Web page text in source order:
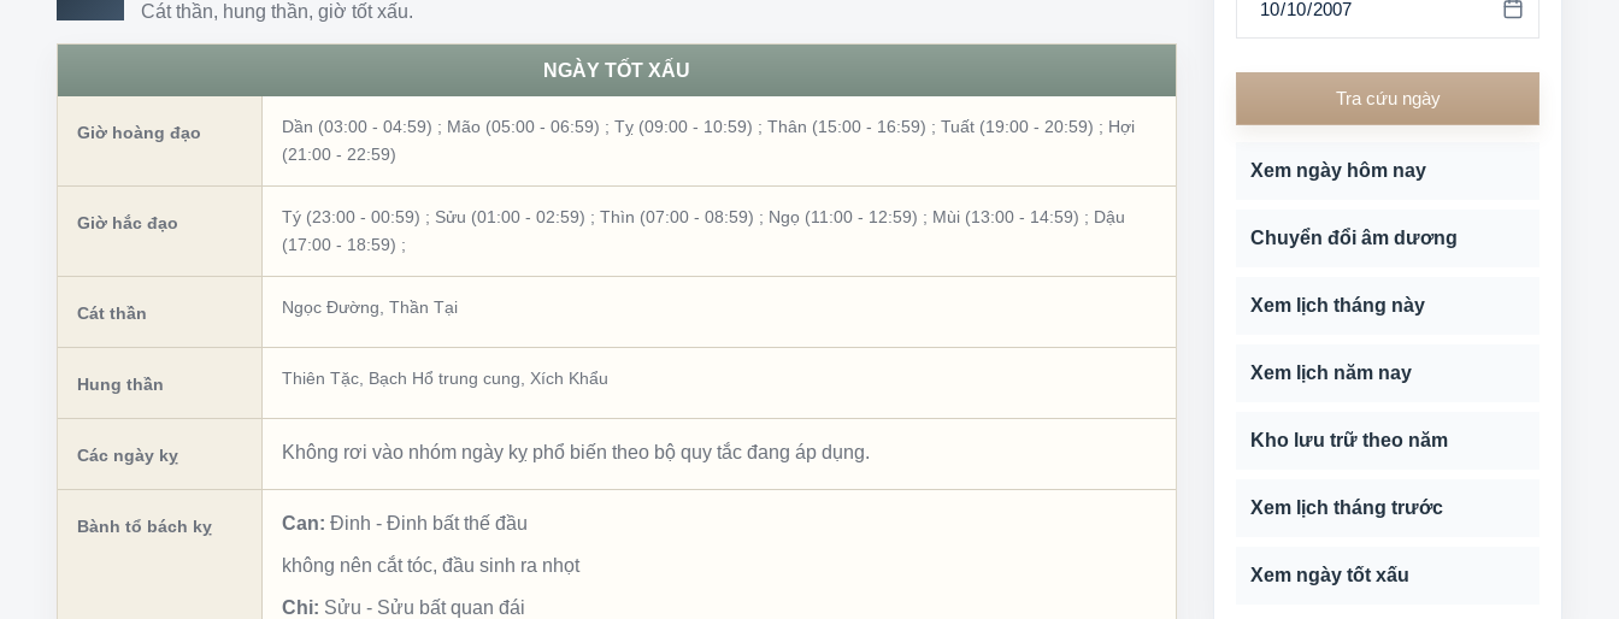
Cát thần, hung thần, giờ tốt xấu.
NGÀY TỐT XẤU
Giờ hoàng đạo Dần (03:00 - 04:59) ; Mão (05:00 - 06:59) ; Tỵ (09:00 - 10:59) ; Thân (15:00 - 16:59) ; Tuất (19:00 - 20:59) ; Hợi
(21:00 - 22:59)
Giờ hắc đạo Tý (23:00 - 00:59) ; Sửu (01:00 - 02:59) ; Thìn (07:00 - 08:59) ; Ngọ (11:00 - 12:59) ; Mùi (13:00 - 14:59) ; Dậu
(17:00 - 18:59) ;
Cát thần Ngọc Đường Thần Tại
Hung thần Thiên Tặc Bạch Hổ trung cung Xích Khẩu
Các ngày kỵ Không rơi vào nhóm ngày kỵ phổ biến theo bộ quy tắc đang áp dụng.
Bành tổ bách kỵ Can: Đinh - Đinh bất thế đầu
không nên cắt tóc, đầu sinh ra nhọt
Chi: Sửu - Sửu bất quan đái
Tra cứu ngày
Xem ngày hôm nay
Chuyển đổi âm dương
Xem lịch tháng này
Xem lịch năm nay
Kho lưu trữ theo năm
Xem lịch tháng trước
Xem ngày tốt xấu